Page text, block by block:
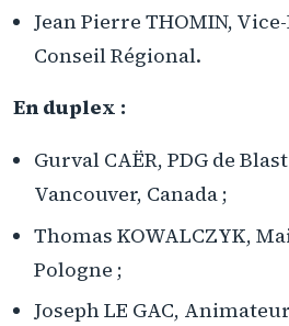
Jean Pierre THOMIN,
Conseil Régional.
En duplex :
Gurval CAËR, PDG de
Vancouver, Canada ;
Thomas KOWALCZYK,
Pologne ;
Joseph LE GAC,